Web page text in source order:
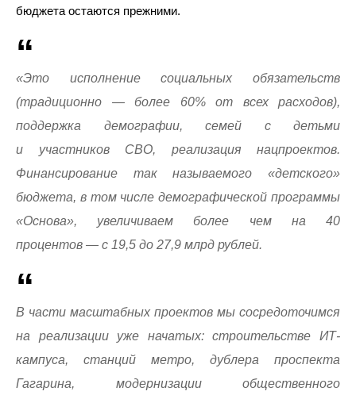
бюджета остаются прежними.
«Это исполнение социальных обязательств
(традиционно — более 60% от всех расходов),
поддержка демографии, семей с детьми
и участников СВО, реализация нацпроектов.
Финансирование так называемого «детского»
бюджета, в том числе демографической программы
«Основа», увеличиваем более чем на 40
процентов — с 19,5 до 27,9 млрд рублей.
В части масштабных проектов мы сосредоточимся
на реализации уже начатых: строительстве ИТ-
кампуса, станций метро, дублера проспекта
Гагарина, модернизации общественного